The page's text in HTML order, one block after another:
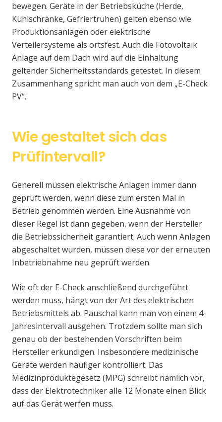
bewegen. Geräte in der Betriebsküche (Herde,
Kühlschränke, Gefriertruhen) gelten ebenso wie
Produktionsanlagen oder elektrische
Verteilersysteme als ortsfest. Auch die Fotovoltaik
Anlage auf dem Dach wird auf die Einhaltung
geltender Sicherheitsstandards getestet. In diesem
Zusammenhang spricht man auch von dem „E-Check
PV“.
Wie gestaltet sich das
Prüfintervall?
Generell müssen elektrische Anlagen immer dann
geprüft werden, wenn diese zum ersten Mal in
Betrieb genommen werden. Eine Ausnahme von
dieser Regel ist dann gegeben, wenn der Hersteller
die Betriebssicherheit garantiert. Auch wenn Anlagen
abgeschaltet wurden, müssen diese vor der erneuten
Inbetriebnahme neu geprüft werden.
Wie oft der E-Check anschließend durchgeführt
werden muss, hängt von der Art des elektrischen
Betriebsmittels ab. Pauschal kann man von einem 4-
Jahresintervall ausgehen. Trotzdem sollte man sich
genau ob der bestehenden Vorschriften beim
Hersteller erkundigen. Insbesondere medizinische
Geräte werden häufiger kontrolliert. Das
Medizinproduktegesetz (MPG) schreibt nämlich vor,
dass der Elektrotechniker alle 12 Monate einen Blick
auf das Gerät werfen muss.